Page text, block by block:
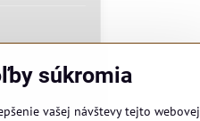
súkromia
vašej návštevy tejto webovej